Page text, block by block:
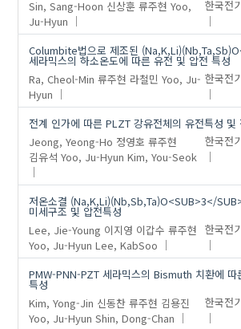
Sin, Sang-Hoon 신상훈 류주현 Yoo,
Ju-Hyun
한국전
Columbite법으로 제조된
세라믹스의 하소온도에 따른 유전 및 압전 특성
Ra, Cheol-Min 류주현 라철민 Yoo, Ju-
Hyun
한국전
전계 인가에 따른 PLZT 강유전체의 유전특성 및
Jeong, Yeong-Ho 정영호 류주현
김유석 Yoo, Ju-Hyun Kim, You-Seok
한국전
저온소결 (Na,K,Li)(Nb,Sb,Ta)O<SUB>3</
미세구조 및 압전특성
Lee, Jie-Young 이지영 이갑수 류주현
Yoo, Ju-Hyun Lee, KabSoo
한국전
PMW-PNN-PZT 세라믹스의 Bismuth 치환에 따
특성
Kim, Yong-Jin 신동찬 류주현 김용진
Yoo, Ju-Hyun Shin, Dong-Chan
한국전